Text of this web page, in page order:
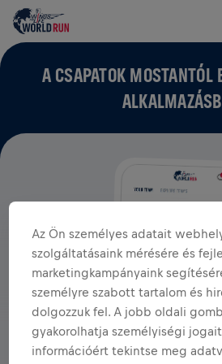
A CSAPATOK MOSTANTÓL
Az Ön személyes adatait
szolgáltatásaink mérésére és
marketingkampányaink
személyre szabott tartalom és
dolgozzuk fel. A jobb oldali
gyakorolhatja személyiségi
információért tekintse meg